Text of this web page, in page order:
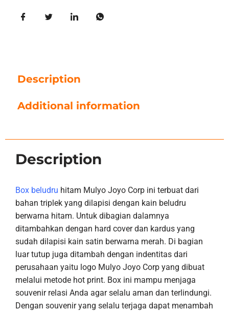
Description
Additional information
Description
Box beludru hitam Mulyo Joyo Corp ini terbuat dari
bahan triplek yang dilapisi dengan kain beludru
berwarna hitam. Untuk dibagian dalamnya
ditambahkan dengan hard cover dan kardus yang
sudah dilapisi kain satin berwarna merah. Di bagian
luar tutup juga ditambah dengan indentitas dari
perusahaan yaitu logo Mulyo Joyo Corp yang dibuat
melalui metode hot print. Box ini mampu menjaga
souvenir relasi Anda agar selalu aman dan terlindungi.
Dengan souvenir yang selalu terjaga dapat menambah